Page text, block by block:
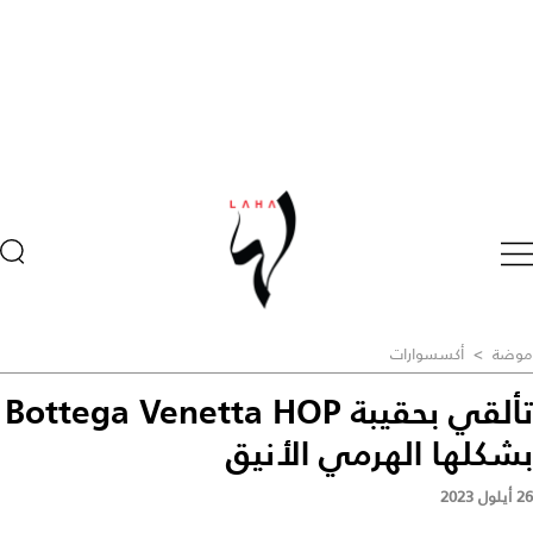
موضة > أكسسوارات
تألقي بحقيبة Bottega Venetta HOP
بشكلها الهرمي الأنيق
26 أيلول 2023